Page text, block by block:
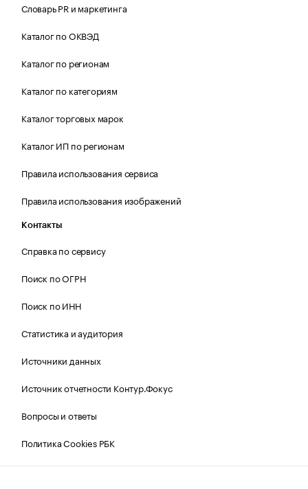
Словарь PR и маркетинга
Каталог по ОКВЭД
Каталог по регионам
Каталог по категориям
Каталог торговых марок
Каталог ИП по регионам
Правила использования сервиса
Правила использования изображений
Контакты
Справка по сервису
Поиск по ОГРН
Поиск по ИНН
Статистика и аудитория
Источники данных
Источник отчетности Контур.Фокус
Вопросы и ответы
Политика Cookies РБК